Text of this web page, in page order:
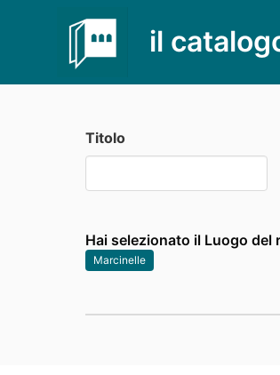
il
Titolo
Hai selezionato il Luogo del
Marcinelle